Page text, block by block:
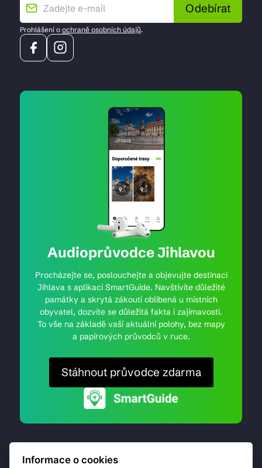
Odebírat
Prohlášení o ochraně osobních údajů.
Audioprůvodce Jihlavou
Procházejte se, poslouchejte a objevujte destinaci
Jihlava s aplikací SmartGuide. Navštívíte důležité
památky a skrytá zákoutí oblíbená u místních
obyvatel, dozvíte se důležitá fakta i zajímavosti.
To vše na základě vaší aktuální polohy, bez mapy
a papírových průvodců v ruce.
Stáhnout průvodce zdarma
Informace o cookies